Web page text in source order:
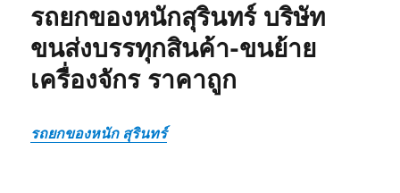
รถยกของหนักสุรินทร์ บริษัท
ขนส่งบรรทุกสินค้า-ขนย้าย
เครื่องจักร ราคาถูก
รถยกของหนัก สุรินทร์